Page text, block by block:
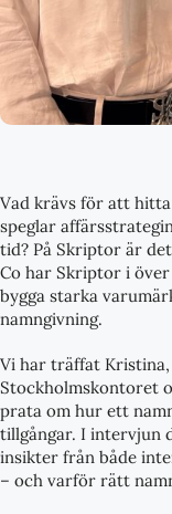
Vad krävs för att
speglar
tid? På Skriptor är
Co har Skriptor i
bygga starka
namngivning.
Vi har träffat
Stockholmskontoret
prata om hur ett
tillgångar. I intervjun
insikter från både
– och varför rätt